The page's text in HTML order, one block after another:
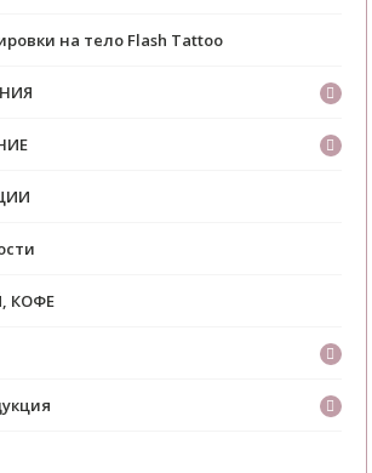
на тело Flash Tattoo
КОФЕ